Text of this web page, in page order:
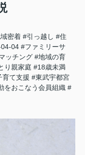
密着 #引っ越し #住
04 #ファミリーサ
ッチング #地域の育
り親家庭 #18歳未満
育て支援 #東武宇都宮
をおこなう会員組織 #